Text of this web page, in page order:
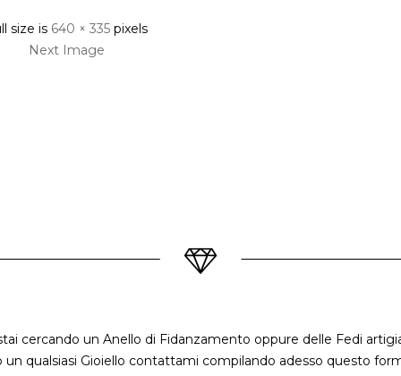
size is 640 × 335pixels
Next Image
cercando un Anello di Fidanzamento oppure delle Fedi
un qualsiasi Gioiello contattami compilando adesso questo